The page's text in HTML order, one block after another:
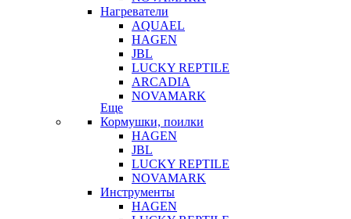
Нагреватели
AQUAEL
HAGEN
JBL
LUCKY REPTILE
ARCADIA
NOVAMARK
Еще
Кормушки, поилки
HAGEN
JBL
LUCKY REPTILE
NOVAMARK
Инструменты
HAGEN